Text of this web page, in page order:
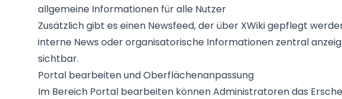
allgemeine Informationen für alle Nutzer
Zusätzlich gibt es einen Newsfeed, der über XWiki gepflegt
interne News oder organisatorische Informationen zentral
sichtbar.
Portal bearbeiten und Oberflächenanpassung
Im Bereich Portal bearbeiten können Administratoren das